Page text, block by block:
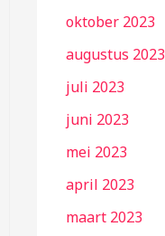
oktober 2023
augustus 2023
juli 2023
juni 2023
mei 2023
april 2023
maart 2023